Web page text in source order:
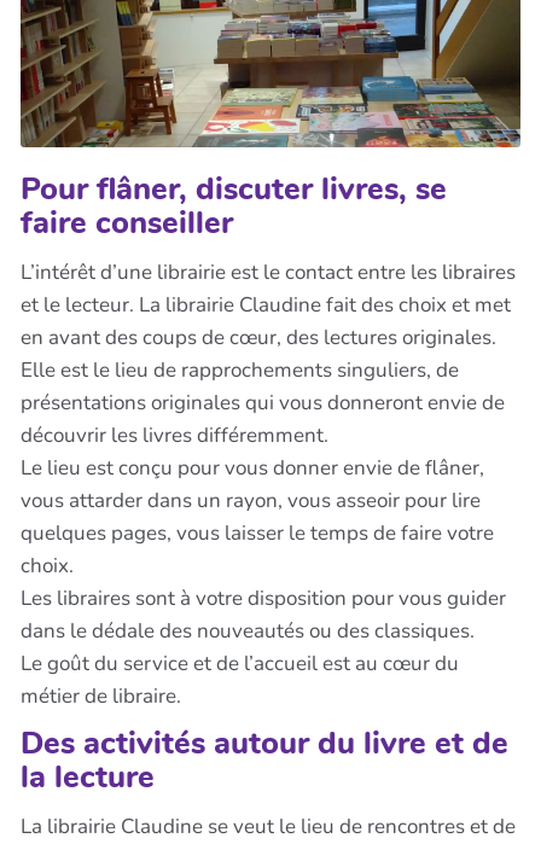
Pour flâner, discuter livres, se
faire conseiller
L’intérêt d’une librairie est le contact entre les libraires
et le lecteur. La librairie Claudine fait des choix et met
en avant des coups de cœur, des lectures originales.
Elle est le lieu de rapprochements singuliers, de
présentations originales qui vous donneront envie de
découvrir les livres différemment.
Le lieu est conçu pour vous donner envie de flâner,
vous attarder dans un rayon, vous asseoir pour lire
quelques pages, vous laisser le temps de faire votre
choix.
Les libraires sont à votre disposition pour vous guider
dans le dédale des nouveautés ou des classiques.
Le goût du service et de l’accueil est au cœur du
métier de libraire.
Des activités autour du livre et de
la lecture
La librairie Claudine se veut le lieu de rencontres et de